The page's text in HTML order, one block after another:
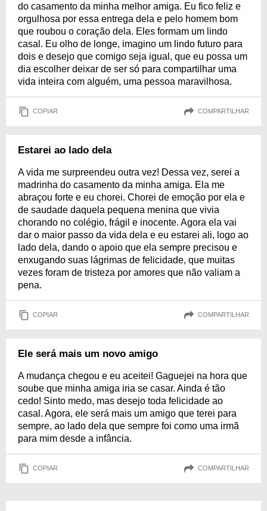
do casamento da minha melhor amiga. Eu fico feliz e
orgulhosa por essa entrega dela e pelo homem bom
que roubou o coração dela. Eles formam um lindo
casal. Eu olho de longe, imagino um lindo futuro para
dois e desejo que comigo seja igual, que eu possa um
dia escolher deixar de ser só para compartilhar uma
vida inteira com alguém, uma pessoa maravilhosa.
COPIAR COMPARTILHAR
Estarei ao lado dela
A vida me surpreendeu outra vez! Dessa vez, serei a
madrinha do casamento da minha amiga. Ela me
abraçou forte e eu chorei. Chorei de emoção por ela e
de saudade daquela pequena menina que vivia
chorando no colégio, frágil e inocente. Agora ela vai
dar o maior passo da vida dela e eu estarei ali, logo ao
lado dela, dando o apoio que ela sempre precisou e
enxugando suas lágrimas de felicidade, que muitas
vezes foram de tristeza por amores que não valiam a
pena.
COPIAR COMPARTILHAR
Ele será mais um novo amigo
A mudança chegou e eu aceitei! Gaguejei na hora que
soube que minha amiga iria se casar. Ainda é tão
cedo! Sinto medo, mas desejo toda felicidade ao
casal. Agora, ele será mais um amigo que terei para
sempre, ao lado dela que sempre foi como uma irmã
para mim desde a infância.
COPIAR COMPARTILHAR